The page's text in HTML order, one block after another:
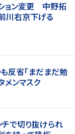
ション変更 中野拓
川右京下げる
も反省「まだまだ勉
ンマスク
チで切り抜けられ